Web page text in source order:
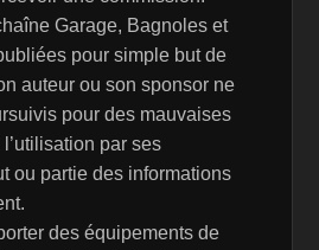
Garage, Bagnoles et
pour simple but de
auteur ou son sponsor ne
pour des mauvaises
par ses
ou partie des informations
des équipements de